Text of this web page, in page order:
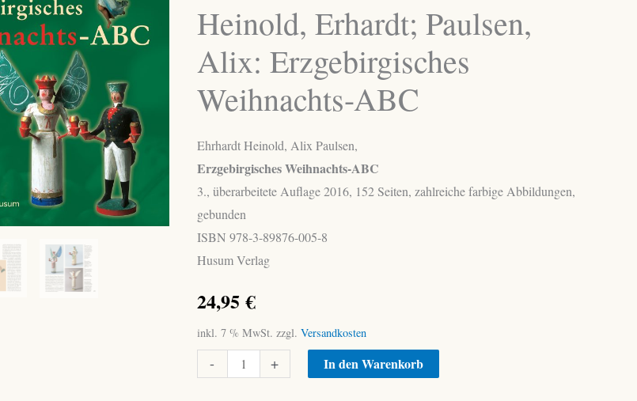
Heinold, Erhardt; Paulsen,
Alix: Erzgebirgisches
Weihnachts-ABC
Ehrhardt Heinold, Alix Paulsen,
Erzgebirgisches Weihnachts-ABC
3., überarbeitete Auflage 2016, 152 Seiten, zahlreiche farbige Abbildungen,
gebunden
ISBN 978-3-89876-005-8
Husum Verlag
24,95€
inkl. 7 % MwSt. zzgl. Versandkosten
-
Erhardt;
+ In den Warenkorb